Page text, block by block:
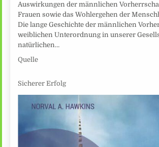
Auswirkungen der männlichen
Frauen sowie das Wohlergehen der
Die lange Geschichte der männlichen
weiblichen Unterordnung in unserer
natürlichen…
Quelle
Sicherer Erfolg